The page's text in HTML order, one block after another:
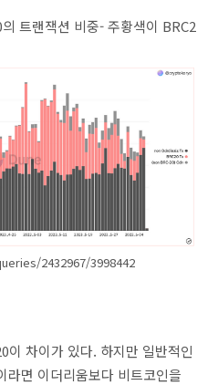
트랜잭션 비중- 주황색이 BRC2
2432967/3998442
이 차이가 있다. 하지만 일반적인
라면 이더리움보다 비트코인을